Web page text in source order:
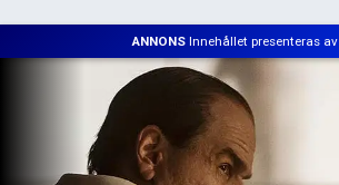
ANNONS Innehållet presenteras av